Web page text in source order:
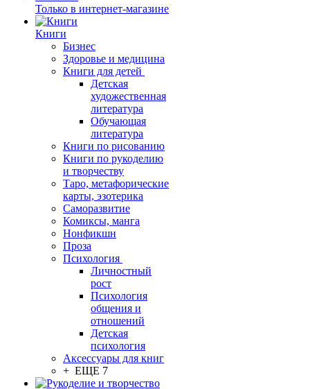
Только в интернет-магазине
Книги
Бизнес
Здоровье и медицина
Книги для детей
Детская
художественная
литература
Обучающая
литература
Книги по рисованию
Книги по рукоделию
и творчеству
Таро, метафорические
карты, эзотерика
Саморазвитие
Комиксы, манга
Нонфикшн
Проза
Психология
Личностный
рост
Психология
общения и
отношений
Детская
психология
Аксессуары для книг
+ ЕЩЕ 7